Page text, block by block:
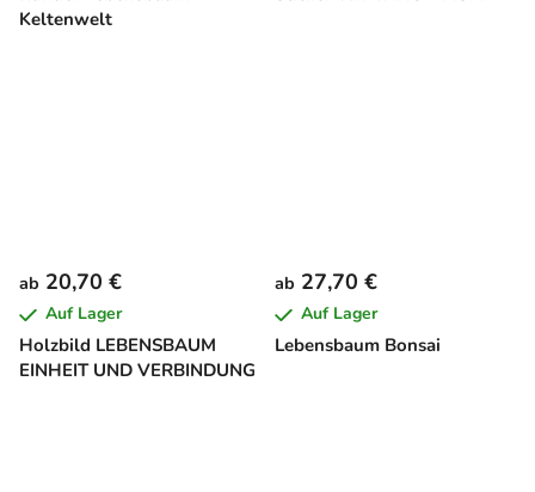
Keltenwelt
Holzbild LEBENSBAUM
EINHEIT UND VERBINDUNG
ab 20,70 €
Auf Lager
Lebensbaum Bonsai
ab 27,70 €
Auf Lager